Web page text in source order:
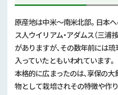
原産地は中米～南米北部。日本へ
ス人ウイリアム・アダムス（三浦
がありますが、その数年前には琉
入っていたともいわれています。
本格的に広まったのは、享保の大
物として栽培されその特徴や作